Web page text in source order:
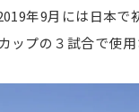
年9月には日本で
ップの３試合で使用